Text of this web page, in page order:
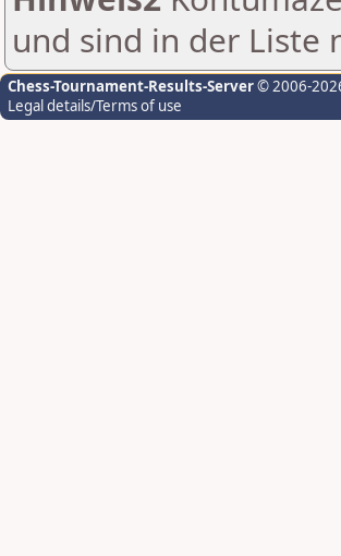
und sind in der Liste
Chess-Tournament-Results-Server© 2006-
Legal details/Terms of use